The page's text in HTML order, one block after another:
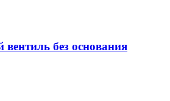
без основания